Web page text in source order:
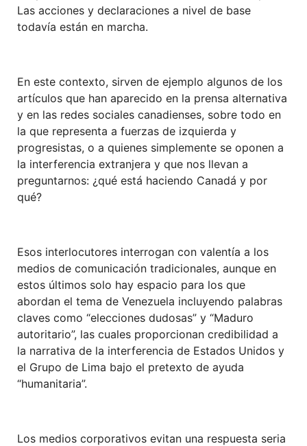
Las acciones y declaraciones a nivel de base
todavía están en marcha.
En este contexto, sirven de ejemplo algunos de los
artículos que han aparecido en la prensa alternativa
y en las redes sociales canadienses, sobre todo en
la que representa a fuerzas de izquierda y
progresistas, o a quienes simplemente se oponen a
la interferencia extranjera y que nos llevan a
preguntarnos: ¿qué está haciendo Canadá y por
qué?
Esos interlocutores interrogan con valentía a los
medios de comunicación tradicionales, aunque en
estos últimos solo hay espacio para los que
abordan el tema de Venezuela incluyendo palabras
claves como “elecciones dudosas” y “Maduro
autoritario”, las cuales proporcionan credibilidad a
la narrativa de la interferencia de Estados Unidos y
el Grupo de Lima bajo el pretexto de ayuda
“humanitaria”.
Los medios corporativos evitan una respuesta seria